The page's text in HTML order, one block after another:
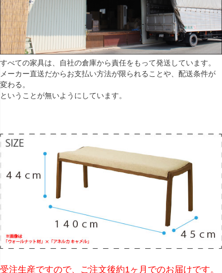
すべての家具は、自社の倉庫から責任をもって発送しています。
メーカー直送だからお支払い方法が限られることや、配送条件が
変わる。
ということが無いようにしています。
受注生産ですので、ご注文後約1ヶ月でのお届けです。